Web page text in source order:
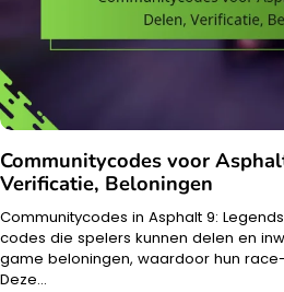
Communitycodes voor
Verificatie, Beloningen
Communitycodes in Asphalt 9:
codes die spelers kunnen delen en
game beloningen, waardoor hun
Deze…